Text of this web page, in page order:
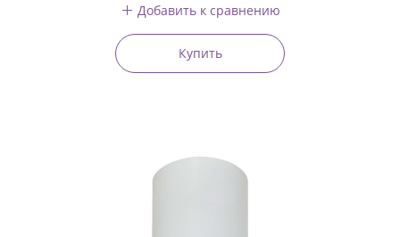
Добавить к сравнению
Купить